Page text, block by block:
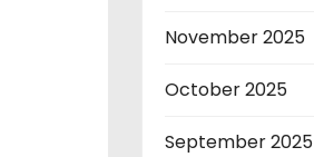
November 2025
October 2025
September 2025